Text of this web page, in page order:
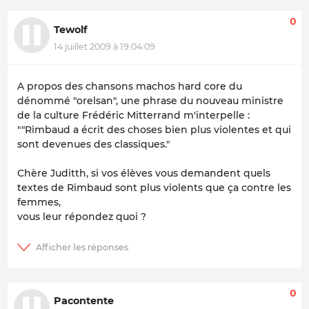
Tewolf
14 juillet 2009 à 19:04:09
0
A propos des chansons machos hard core du
dénommé "orelsan", une phrase du nouveau ministre
de la culture Frédéric Mitterrand m'interpelle :
""Rimbaud a écrit des choses bien plus violentes et qui
sont devenues des classiques."
Chère Juditth, si vos élèves vous demandent quels
textes de Rimbaud sont plus violents que ça contre les
femmes,
vous leur répondez quoi ?
Pacontente
0